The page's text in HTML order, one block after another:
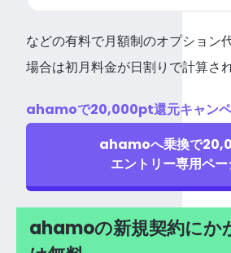
などの有料で月額制のオプション
場合は初月料金が日割りで計算され
ahamoで20,000pt還元キャンペ
ahamoへ乗換で
エントリー専用ペー
ahamoの新規契約にか